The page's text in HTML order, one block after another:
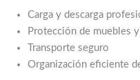
Carga y descarga
Protección de muebles
Transporte seguro
Organización eficiente